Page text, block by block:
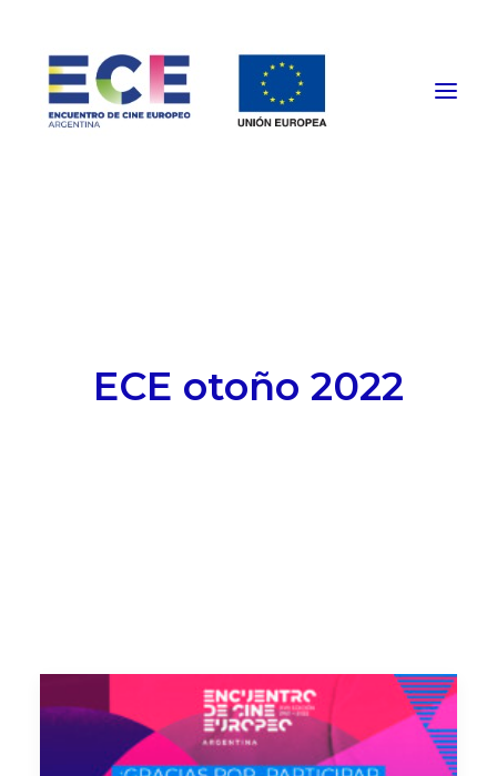
INSTITUCIONAL
ECE otoño 2022